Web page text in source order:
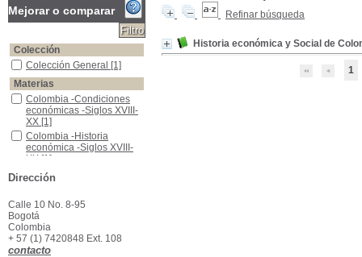
Refinar búsqueda
Historia económica y Social de
1
Mejorar o comparar
Colección
Colección General
Colección General [1]
Materias
Colombia -Condiciones económicas -Siglos XVIII-XX
Colombia -Condiciones
económicas -Siglos XVIII-
XX [1]
Colombia -Historia económica -Siglos XVIII-XX
Colombia -Historia
económica -Siglos XVIII-
XX [1]
Economía -Historia -Colombia,1537 -1719
Economía -Historia -
Colombia,1537 -1719
Dirección
Calle 10 No. 8-95
Bogotá
Colombia
+ 57 (1) 7420848 Ext. 108
contacto